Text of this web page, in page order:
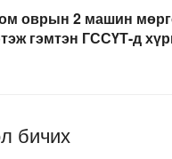
оврын 2 машин
гэмтэн ГССҮТ-д
бичих